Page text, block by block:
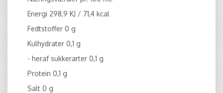
Energi 298,9 KJ / 71,4 kcal
Fedtstoffer 0 g
Kulhydrater 0,1 g
- heraf sukkerarter 0,1 g
Protein 0,1 g
Salt 0 g